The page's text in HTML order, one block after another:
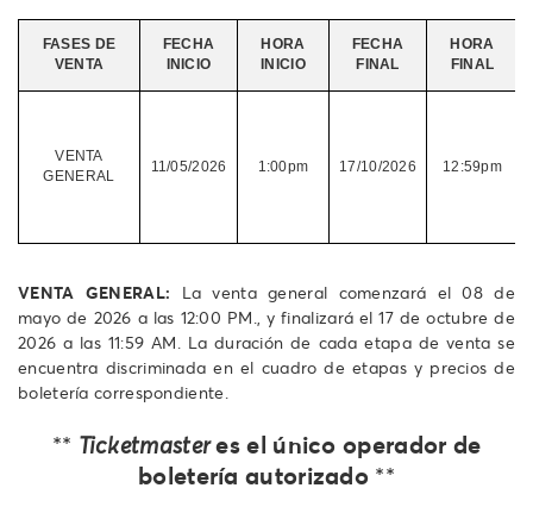
FASES DE
VENTA
FECHA
INICIO
HORA
INICIO
FECHA
FINAL
HORA
FINAL
VENTA
GENERAL
11/05/2026 1:00pm 17/10/2026 12:59pm
VENTA GENERAL: La venta general comenzará el 08 de
mayo de 2026 a las 12:00 PM., y finalizará el 17 de octubre de
2026 a las 11:59 AM. La duración de cada etapa de venta se
encuentra discriminada en el cuadro de etapas y precios de
boletería correspondiente.
** Ticketmaster es el único operador de
boletería autorizado **